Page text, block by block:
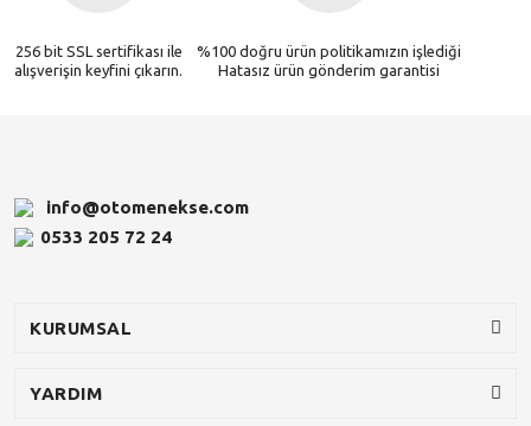
256 bit SSL sertifikası ile
alışverişin keyfini çıkarın.
%100 doğru ürün politikamızın işlediği
Hatasız ürün gönderim garantisi
info@otomenekse.com
0533 205 72 24
KURUMSAL
YARDIM